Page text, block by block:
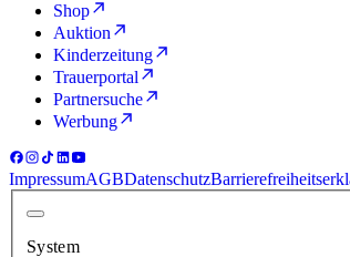
Shop
Auktion
Kinderzeitung
Trauerportal
Partnersuche
Werbung
ImpressumAGBDatenschutz
System